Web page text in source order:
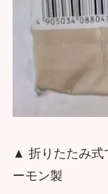
▲ 折りたたみ式
ーモン製